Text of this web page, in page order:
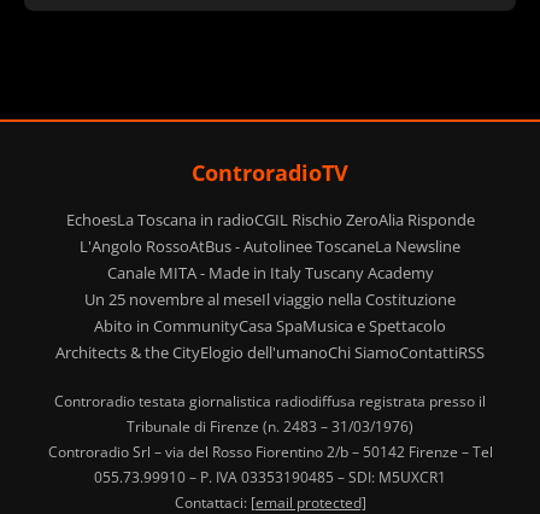
ControradioTV
EchoesLa Toscana in radioCGIL Rischio ZeroAlia Risponde
L'Angolo RossoAtBus - Autolinee ToscaneLa Newsline
Canale MITA - Made in Italy Tuscany Academy
Un 25 novembre al meseIl viaggio nella Costituzione
Abito in CommunityCasa SpaMusica e Spettacolo
Architects & the CityElogio dell'umanoChi SiamoContattiRSS
Controradio testata giornalistica radiodiffusa registrata presso il
Tribunale di Firenze (n. 2483 – 31/03/1976)
Controradio Srl – via del Rosso Fiorentino 2/b – 50142 Firenze – Tel
055.73.99910 – P. IVA 03353190485 – SDI: M5UXCR1
Contattaci: [email protected]